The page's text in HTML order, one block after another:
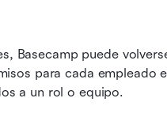
Basecamp puede
para cada empleado
a un rol o equipo.